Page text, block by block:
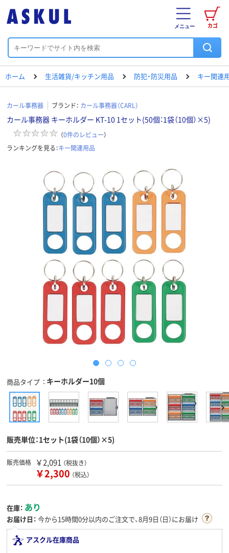
カゴ
メニュー
ホーム 生活雑貨/キッチン用品 防犯・防災用品 キー関連
カール事務器 ブランド： カール事務器（CARL）
カール事務器 キーホルダー KT-10 1セット(50個：1袋（10個）×5)
（0件のレビュー）
ランキングを見る：キー関連用品
商品タイプ キーホルダー10個
販売単位：1セット(1袋（10個）×5)
販売価格 ￥2,091 （税抜き）
￥2,300 （税込）
在庫： あり
お届け日： 今から15時間0分以内のご注文で、8月9日（日）にお届け
アスクル在庫商品